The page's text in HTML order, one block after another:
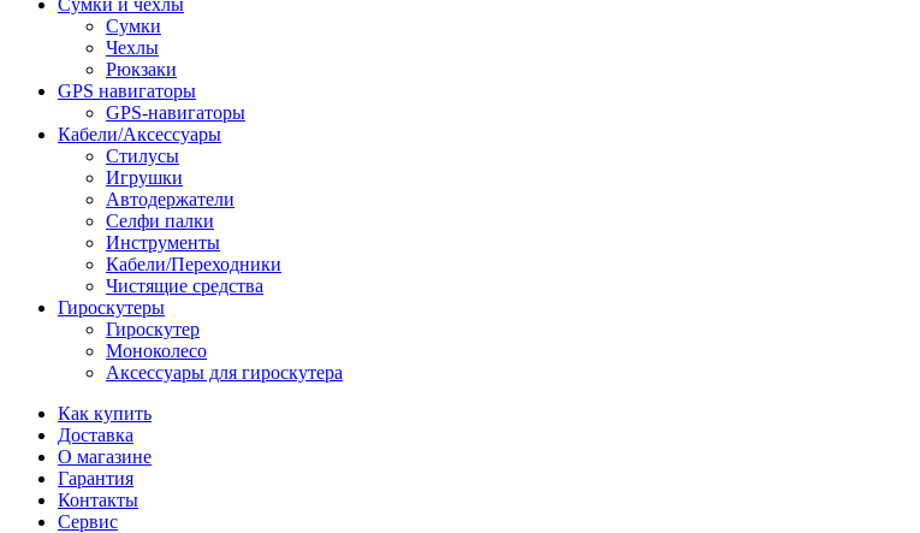
Сумки и чехлы
Сумки
Чехлы
Рюкзаки
GPS навигаторы
GPS-навигаторы
Кабели/Аксессуары
Стилусы
Игрушки
Автодержатели
Селфи палки
Инструменты
Кабели/Переходники
Чистящие средства
Гироскутеры
Гироскутер
Моноколесо
Аксессуары для гироскутера
Как купить
Доставка
О магазине
Гарантия
Контакты
Сервис